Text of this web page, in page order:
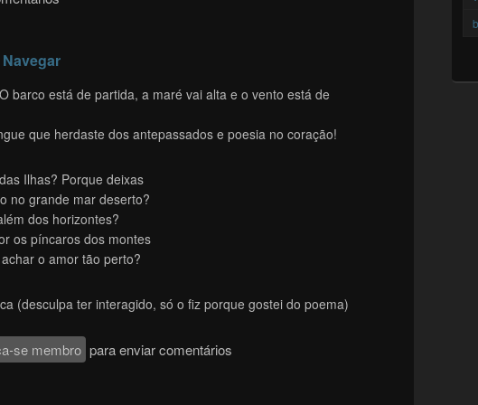
barco está de partida, a maré vai alta e o vento está de
que herdaste dos antepassados e poesia no coração!
Ilhas? Porque deixas
no grande mar deserto?
dos horizontes?
os píncaros dos montes
o amor tão perto?
(desculpa ter interagido, só o fiz porque gostei do poema)
se membro para enviar comentários